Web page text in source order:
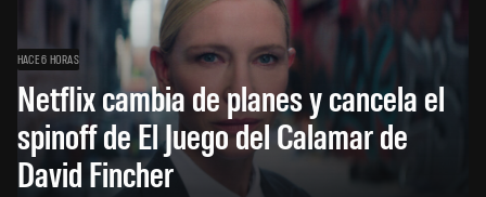
HACE 6 HORAS
Netflix cambia de planes y cancela el
spinoff de El Juego del Calamar de
David Fincher